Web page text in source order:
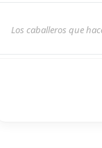
Los caballeros que